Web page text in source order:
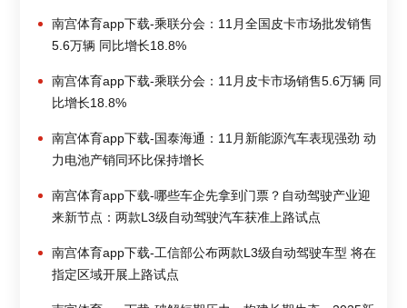
南宫体育app下载-乘联分会：11月全国皮卡市场批发销售
5.6万辆 同比增长18.8%
南宫体育app下载-乘联分会：11月皮卡市场销售5.6万辆 同
比增长18.8%
南宫体育app下载-国泰海通：11月新能源汽车表现强劲 动
力电池产销同环比保持增长
南宫体育app下载-哪些车企先拿到门票？自动驾驶产业迎
来新节点：两款L3级自动驾驶汽车获准上路试点
南宫体育app下载-工信部公布两款L3级自动驾驶车型 将在
指定区域开展上路试点